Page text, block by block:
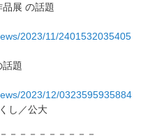
ート 作品展 の話題
2023/11/2401532035405
衆音楽 の話題
2023/12/0323595935884
し／公大
－－－－－－－－－